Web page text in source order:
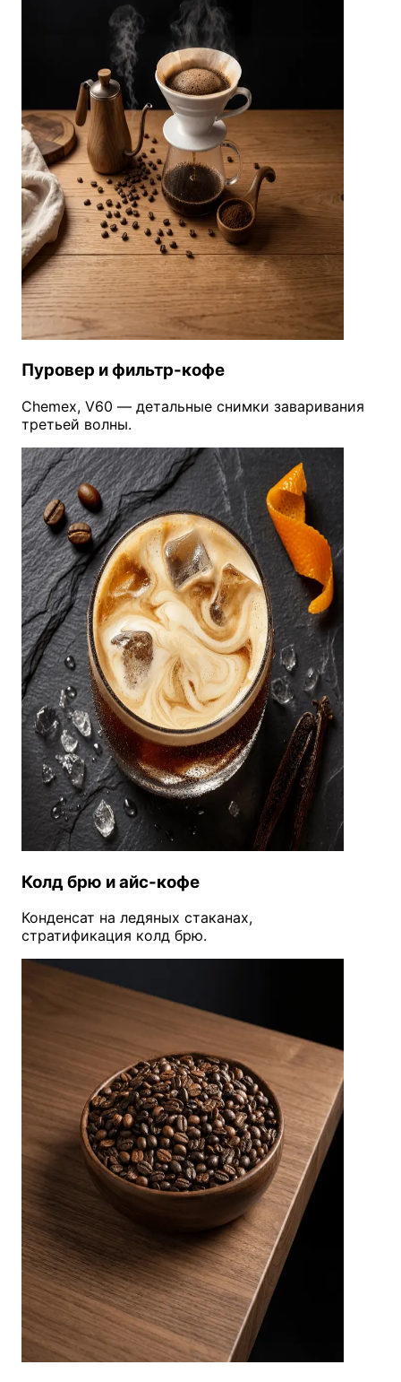
Пуровер и фильтр-кофе
Chemex, V60 — детальные снимки заваривания
третьей волны.
Колд брю и айс-кофе
Конденсат на ледяных стаканах,
стратификация колд брю.